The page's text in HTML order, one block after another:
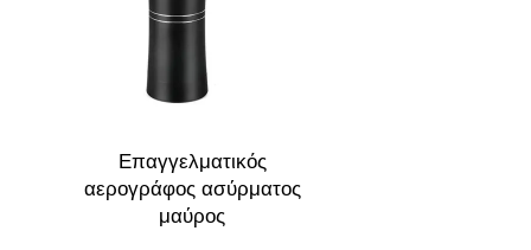
Επαγγελματικός
αερογράφος ασύρματος
μαύρος